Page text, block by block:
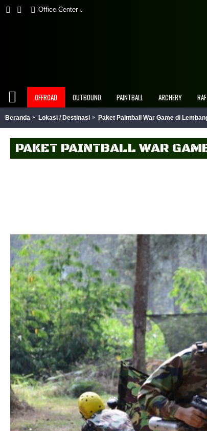
Office Center
OFFROAD OUTBOUND PAINTBALL ARCHERY
Beranda Lokasi / Destinasi Paket Paintball War Game di
PAKET PAINTBALL WAR